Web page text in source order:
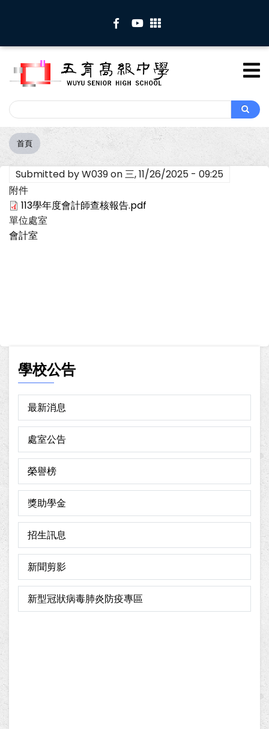
內
Search
Search
導
航
連
結
首頁
Submitted byW039on三, 11/26/2025 - 09:25
附件
113學年度會計師查核報告.pdf
單位處室
會計室
學校公告
最新消息
處室公告
榮譽榜
獎助學金
招生訊息
新聞剪影
新型冠狀病毒肺炎防疫專區